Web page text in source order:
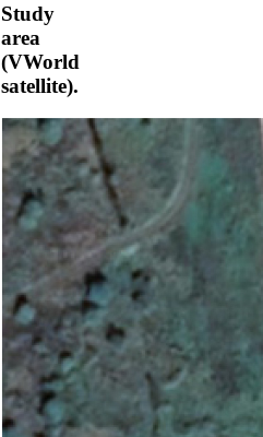
Study
area
(VWorld
satellite).